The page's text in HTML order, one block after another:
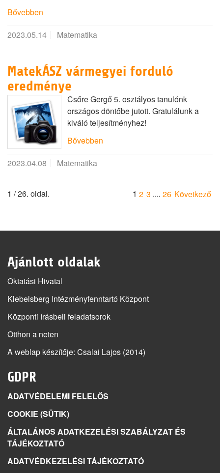
Bővebben
2023.05.14
Matematika
MatekÁSZ vármegyei forduló
eredménye
Csőre Gergő 5. osztályos tanulónk
országos döntőbe jutott. Gratulálunk a
kiváló teljesítményhez!
Bővebben
2023.04.08
Matematika
1 / 26. oldal. 1 2 3 .... 26 Következő
Ajánlott oldalak
Oktatási Hivatal
Klebelsberg Intézményfenntartó Központ
Központi írásbeli feladatsorok
Otthon a neten
A weblap készítője: Csalai Lajos (2014)
GDPR
ADATVÉDELEMI FELELŐS
COOKIE (SÜTIK)
ÁLTALÁNOS ADATKEZELÉSI SZABÁLYZAT ÉS
TÁJÉKOZTATÓ
ADATVÉDKEZELÉSI TÁJÉKOZTATÓ